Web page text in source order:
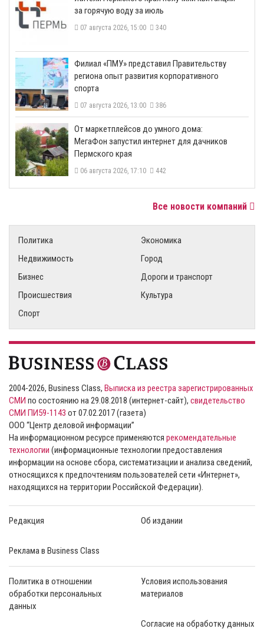
за горячую воду за июль
07 августа 2026, 15:00 340
​Филиал «ПМУ» представил Правительству
региона опыт развития корпоративного
спорта
07 августа 2026, 13:00 386
От маркетплейсов до умного дома:
МегаФон запустил интернет для дачников
Пермского края
06 августа 2026, 17:10 442
Все новости компаний
Политика
Экономика
Недвижимость
Город
Бизнес
Дороги и транспорт
Происшествия
Культура
Спорт
2004-2026, Business Class, Выписка из реестра зарегистрированных
СМИ по состоянию на 29.08.2018 (интернет-сайт), свидетельство
СМИ ПИ59-1143 от 07.02.2017 (газета)
ООО “Центр деловой информации”
На информационном ресурсе применяются рекомендательные
технологии (информационные технологии предоставления
информации на основе сбора, систематизации и анализа сведений,
относящихся к предпочтениям пользователей сети «Интернет»,
находящихся на территории Российской Федерации).
Редакция Об издании
Реклама в Business Class
Политика в отношении
обработки персональных
данных
Условия использования
материалов
Согласие на обработку данных